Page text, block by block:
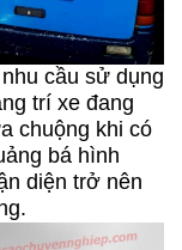
cầu sử dụng
trí xe đang
chuộng khi có
bá hình
diện trở nên